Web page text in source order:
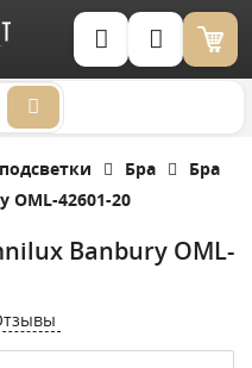
Корзина (0)
Бра
Бра
OML-42601-20
Banbury OML-